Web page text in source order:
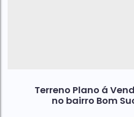
Terreno Plano á
no bairro Bom